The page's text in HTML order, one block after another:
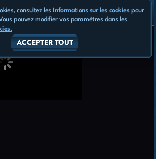
consultez les Informations sur les cookiespour
pouvez modifier vos paramètres dans les
ACCEPTER TOUT